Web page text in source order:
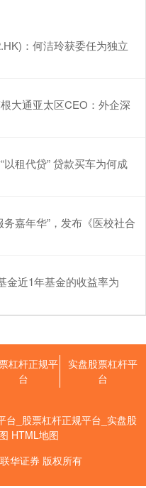
：何洁玲获委任为独立
大通亚太区CEO：外企深
租代贷” 贷款买车为何成
嘉年华”，发布《医校社合
金近1年基金的收益率为
杠杆正规平
台
实盘股票杠杆平
台
台_股票杠杆正规平台_实盘股
HTML地图
联华证券 版权所有